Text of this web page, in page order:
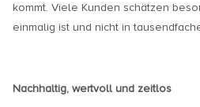
kommt. Viele Kunden schätzen
einmalig ist und nicht in
Nachhaltig, wertvoll und zeitlos